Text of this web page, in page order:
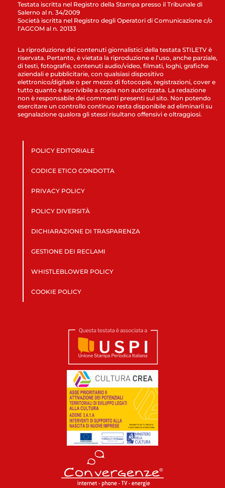
Testata iscritta nel Registro della Stampa presso il Tribunale di
Salerno al n. 34/2009
Società iscritta nel Registro degli Operatori di Comunicazione c/o
l’AGCOM al n. 20133
La riproduzione dei contenuti giornalistici della testata STILETV è
riservata. Pertanto, è vietata la riproduzione e l’uso, anche parziale,
di testi, fotografie, contenuti audio/video, filmati, loghi, grafiche
aziendali e pubblicitarie, con qualsiasi dispositivo
elettronico/digitale o per mezzo di fotocopie, registrazioni, cover e
tutto quanto è ascrivibile a copia non autorizzata. La redazione
non è responsabile dei commenti presenti sul sito. Non potendo
esercitare un controllo continuo resta disponibile ad eliminarli su
segnalazione qualora gli stessi risultano offensivi e oltraggiosi.
POLICY EDITORIALE
CODICE ETICO CONDOTTA
PRIVACY POLICY
POLICY DIVERSITÀ
DICHIARAZIONE DI TRASPARENZA
GESTIONE DEI RECLAMI
WHISTLEBLOWER POLICY
COOKIE POLICY